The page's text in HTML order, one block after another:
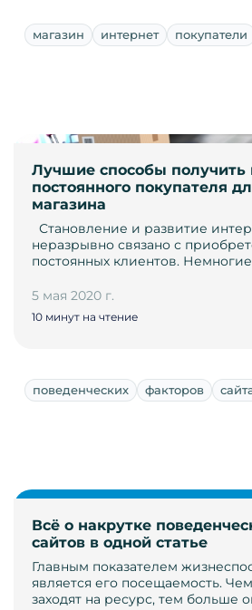
магазин интернет покупатели
Лучшие способы получить
постоянного покупателя
магазина
Становление и развитие
неразрывно связано с
постоянных клиентов.
5 мая 2020 г.
10 минут на чтение
поведенческих факторов
Всё о накрутке
сайтов в одной статье
Главным показателем
является его посещаемость.
заходят на ресурс, тем больше